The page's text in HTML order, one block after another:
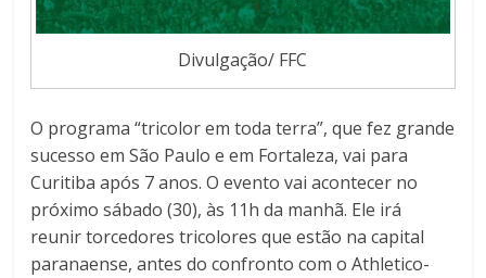
Divulgação/ FFC
O programa “tricolor em toda terra”, que fez grande
sucesso em São Paulo e em Fortaleza, vai para
Curitiba após 7 anos. O evento vai acontecer no
próximo sábado (30), às 11h da manhã. Ele irá
reunir torcedores tricolores que estão na capital
paranaense, antes do confronto com o Athletico-